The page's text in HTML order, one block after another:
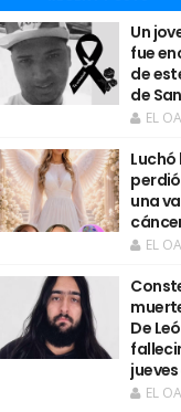
Un
fue
de
de
EL
Luchó
una
EL
De
EL